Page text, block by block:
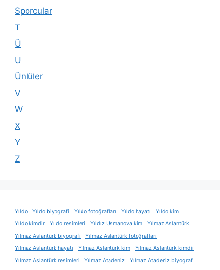
Sporcular
T
Ü
U
Ünlüler
V
W
X
Y
Z
Yıldo Yıldo biyografi Yıldo fotoğrafları Yıldo hayatı
Yıldo kim
Yıldo kimdir
Yıldo resimleri Yıldız Usmanova kim
Yılmaz Aslantürk
Yılmaz Aslantürk biyografi
Yılmaz Aslantürk fotoğrafları
Yılmaz Aslantürk hayatı
Yılmaz Aslantürk kim
Yılmaz Aslantürk kimdir
Yılmaz Aslantürk resimleri
Yılmaz Atadeniz
Yılmaz Atadeniz biyografi